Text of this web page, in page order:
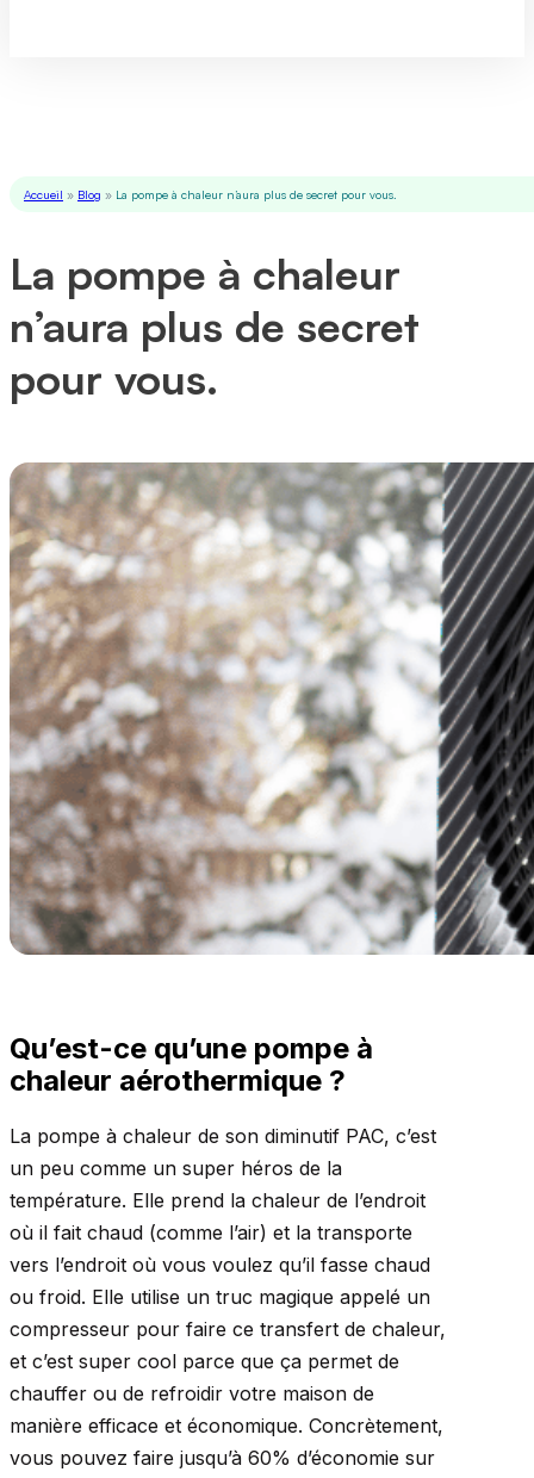
Accueil » Blog » La pompe à chaleur n’aura plus de secret pour vous.
La pompe à chaleur
n’aura plus de secret
pour vous.
Qu’est-ce qu’une pompe à
chaleur aérothermique ?
La pompe à chaleur de son diminutif PAC, c’est
un peu comme un super héros de la
température. Elle prend la chaleur de l’endroit
où il fait chaud (comme l’air) et la transporte
vers l’endroit où vous voulez qu’il fasse chaud
ou froid. Elle utilise un truc magique appelé un
compresseur pour faire ce transfert de chaleur,
et c’est super cool parce que ça permet de
chauffer ou de refroidir votre maison de
manière efficace et économique. Concrètement,
vous pouvez faire jusqu’à 60% d’économie sur